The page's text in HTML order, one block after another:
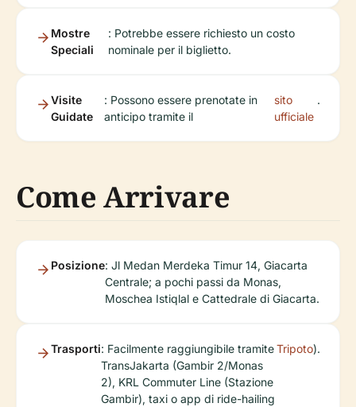
Mostre
Speciali
: Potrebbe essere richiesto un costo
nominale per il biglietto.
Visite
Guidate
: Possono essere prenotate in
anticipo tramite il
sito
ufficiale
.
Come Arrivare
Posizione: Jl Medan Merdeka Timur 14, Giacarta
Centrale; a pochi passi da Monas,
Moschea Istiqlal e Cattedrale di Giacarta.
Trasporti: Facilmente raggiungibile tramite
TransJakarta (Gambir 2/Monas
2), KRL Commuter Line (Stazione
Gambir), taxi o app di ride-hailing
Tripoto).